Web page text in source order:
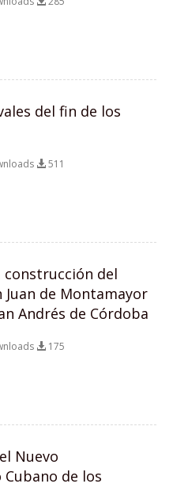
del fin de los
511
del
Juan de Montamayor
Andrés de Córdoba
175
Nuevo
de los